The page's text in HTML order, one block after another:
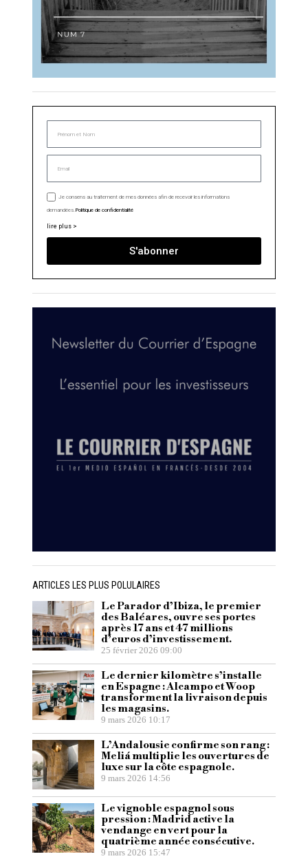
Je consens au traitement de mes données afin de recevoir les informations
demandées.Politique de confidentialité
lire plus >
S'abonner
ARTICLES LES PLUS POLULAIRES
Le Parador d’Ibiza, le premier
des Baléares, ouvre ses portes
après 17 ans et 47 millions
d’euros d’investissement.
25 février 2026 09:00
Le dernier kilomètre s’installe
en Espagne : Alcampo et Woop
transforment la livraison depuis
les magasins.
9 mars 2026 10:17
L’Andalousie confirme son rang :
Meliá multiplie les ouvertures de
luxe sur la côte espagnole.
9 mars 2026 14:56
Le vignoble espagnol sous
pression : Madrid active la
vendange en vert pour la
quatrième année consécutive.
9 mars 2026 15:47